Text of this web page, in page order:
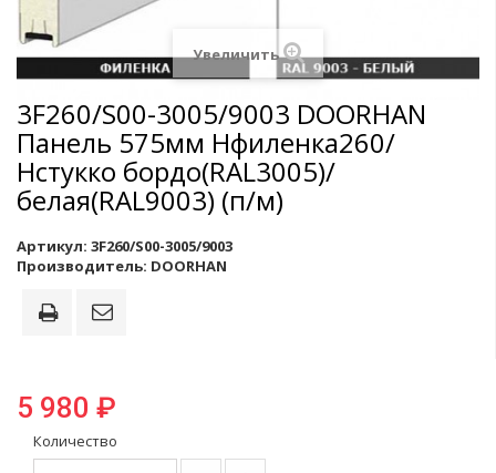
Увеличить
3F260/S00-3005/9003 DOORHAN
Панель 575мм Нфиленка260/
Нстукко бордо(RAL3005)/
белая(RAL9003) (п/м)
Артикул: 3F260/S00-3005/9003
Производитель: DOORHAN
5 980 ₽
Количество